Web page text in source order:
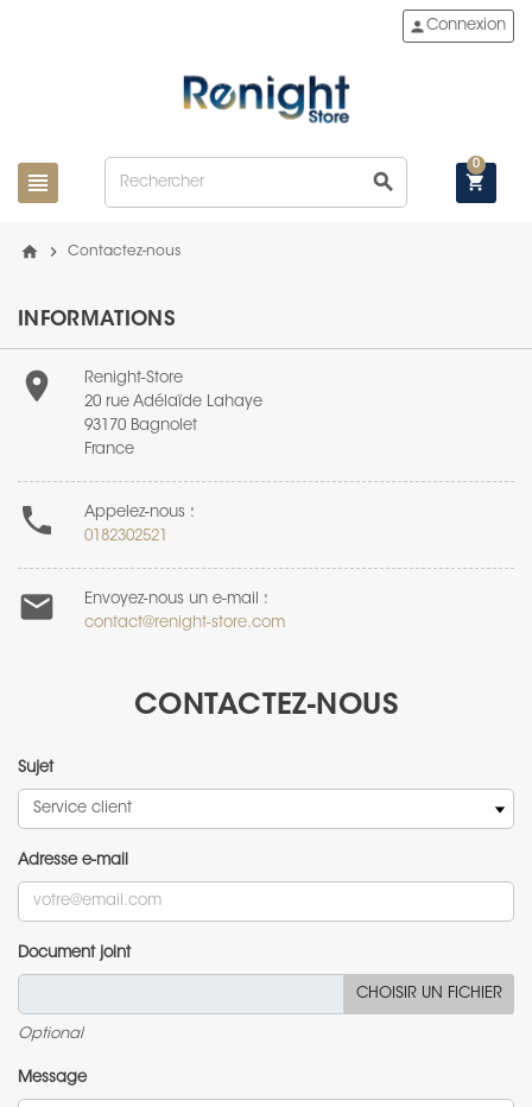
view_headline search
personConnexion
shopping_cart
0
home chevron_right Contactez-nous
INFORMATIONS

Renight-Store
20 rue Adélaïde Lahaye
93170 Bagnolet
France

Appelez-nous :
0182302521

Envoyez-nous un e-mail :
contact@renight-store.com
CONTACTEZ-NOUS
Sujet
Adresse e-mail
Document joint
CHOISIR UN FICHIER
Optional
Message